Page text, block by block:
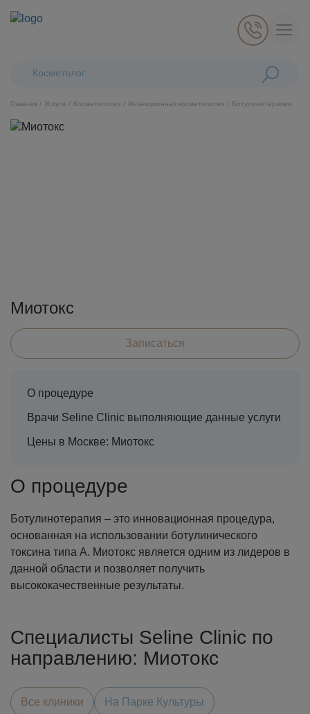
Поиск:Косметологически
Главная Услуги Косметология Инъекционная косметология Ботулинотерапия
Миотокс
Записаться
О процедуре
Врачи Seline Clinic выполняющие данные услуги
Цены в Москве: Миотокс
О процедуре
Ботулинотерапия – это инновационная процедура,
основанная на использовании ботулинического
токсина типа A. Миотокс является одним из лидеров в
данной области и позволяет получить
высококачественные результаты.
Специалисты Seline Clinic по
направлению: Миотокс
Все клиники На Парке Культуры